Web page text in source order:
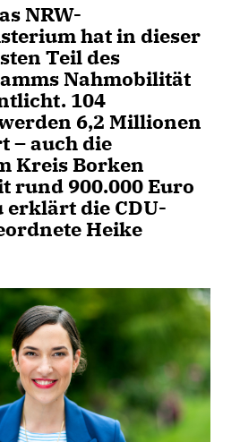
NRW-
hat in dieser
Teil des
Nahmobilität
104
6,2 Millionen
– auch die
Kreis Borken
rund 900.000 Euro
erklärt die CDU-
Heike